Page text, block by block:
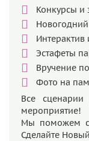
Конкурсы и
Интерактив
Эстафеты
Вручение
Фото на
Все сценарии
мероприятие!
Мы поможем с
Сделайте